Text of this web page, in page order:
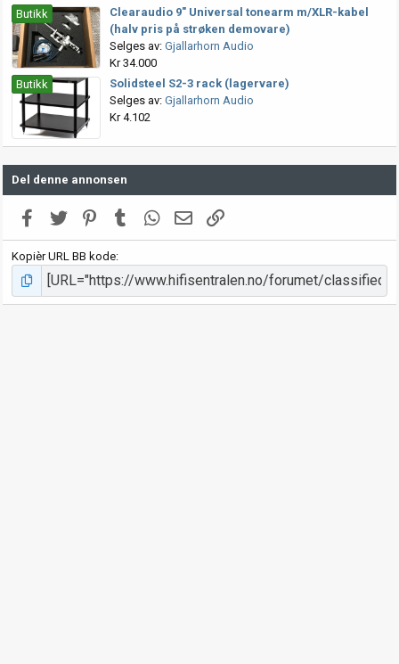
Butikk
Clearaudio 9" Universal tonearm m/XLR-kabel
(halv pris på strøken demovare)
Selges av: Gjallarhorn Audio
Kr 34.000
Butikk
Solidsteel S2-3 rack (lagervare)
Selges av: Gjallarhorn Audio
Kr 4.102
Del denne annonsen
Facebook
Twitter PinterestTumblr WhatsApp
E-postLink
Kopièr URL BB kode